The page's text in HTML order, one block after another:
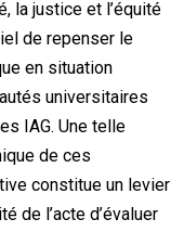
la justice et l’équité
de repenser le
en situation
universitaires
IAG. Une telle
de ces
constitue un levier
de l’acte d’évaluer